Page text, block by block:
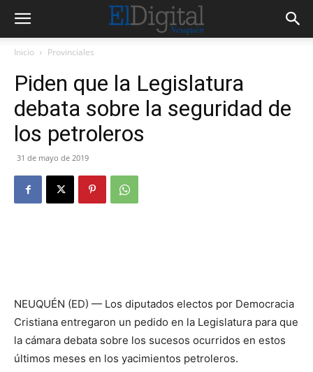
Inicio Provinciales
Piden que la Legislatura
debata sobre la seguridad de
los petroleros
31 de mayo de 2019
NEUQUÉN (ED) — Los diputados electos por Democracia
Cristiana entregaron un pedido en la Legislatura para que
la cámara debata sobre los sucesos ocurridos en estos
últimos meses en los yacimientos petroleros.